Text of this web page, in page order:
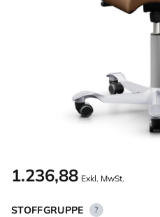
1.236,88 Exkl. MwSt.
STOFFGRUPPE ?